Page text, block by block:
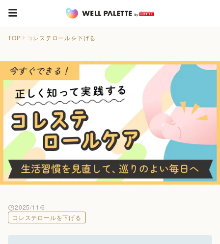
TOP コレステロールを下げる
2025/11/6
コレステロールを下げる